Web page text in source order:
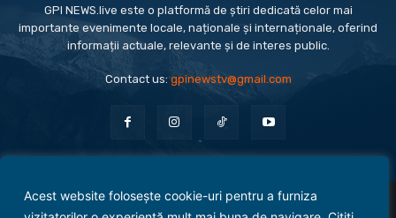
Acest website folosește cookie-uri pentru a furniza
GPI NEWS.live este o platformă de știri dedicată celor mai
importante evenimente locale, naționale și internaționale, oferind
informații actuale, relevante și de interes public.
Contact us:gpinewstv@gmail.com
Evenimente Politică Economie Social
Sport
Monden
Cultură
Antreprenoriat